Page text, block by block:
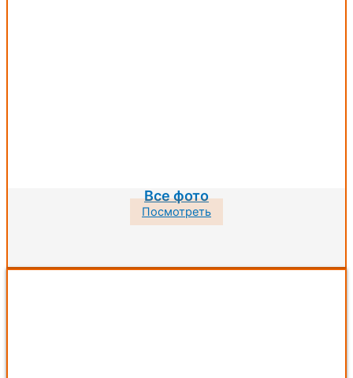
Все фото
Посмотреть